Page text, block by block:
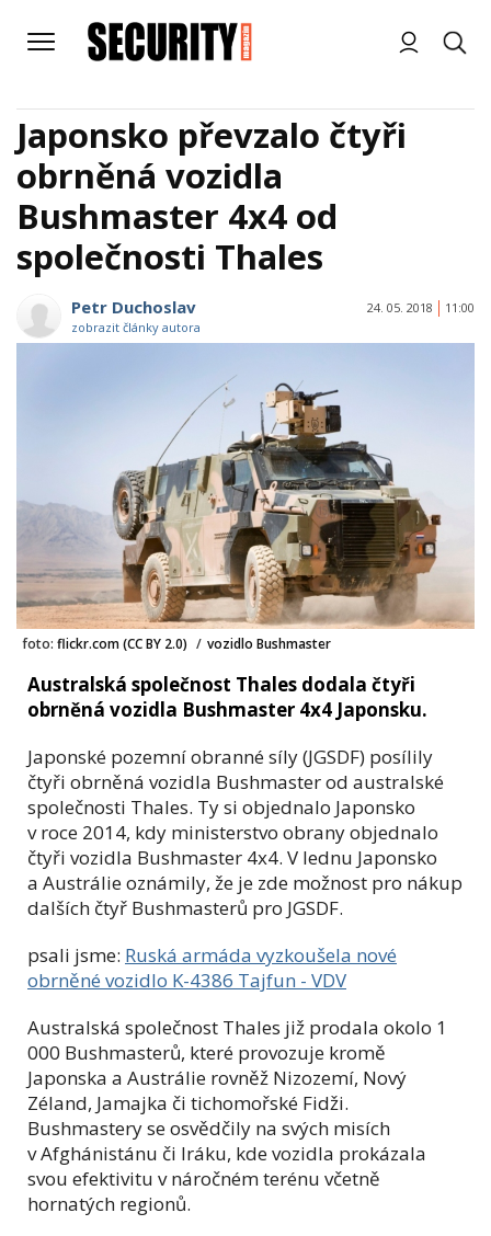
Japonsko převzalo čtyři
obrněná vozidla
Bushmaster 4x4 od
společnosti Thales
Petr Duchoslav
zobrazit články autora
24. 05. 2018 11:00
foto: flickr.com (CC BY 2.0) / vozidlo Bushmaster
Australská společnost Thales dodala čtyři
obrněná vozidla Bushmaster 4x4 Japonsku.
Japonské pozemní obranné síly (JGSDF) posílily
čtyři obrněná vozidla Bushmaster od australské
společnosti Thales. Ty si objednalo Japonsko
v roce 2014, kdy ministerstvo obrany objednalo
čtyři vozidla Bushmaster 4x4. V lednu Japonsko
a Austrálie oznámily, že je zde možnost pro nákup
dalších čtyř Bushmasterů pro JGSDF.
psali jsme: Ruská armáda vyzkoušela nové
obrněné vozidlo K-4386 Tajfun - VDV
Australská společnost Thales již prodala okolo 1
000 Bushmasterů, které provozuje kromě
Japonska a Austrálie rovněž Nizozemí, Nový
Zéland, Jamajka či tichomořské Fidži.
Bushmastery se osvědčily na svých misích
v Afghánistánu či Iráku, kde vozidla prokázala
svou efektivitu v náročném terénu včetně
hornatých regionů.